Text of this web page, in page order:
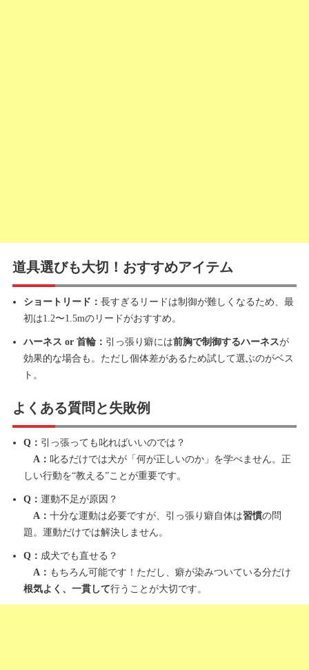
道具選びも大切！おすすめアイテム
ショートリード： 長すぎるリードは制御が難しくなるため、最
初は1.2〜1.5mのリードがおすすめ。
ハーネス or 首輪： 引っ張り癖には前胸で制御するハーネスが
効果的な場合も。ただし個体差があるため試して選ぶのがベス
ト。
よくある質問と失敗例
Q： 引っ張っても叱ればいいのでは？
A： 叱るだけでは犬が「何が正しいのか」を学べません。正
しい行動を“教える”ことが重要です。
Q： 運動不足が原因？
A： 十分な運動は必要ですが、引っ張り癖自体は習慣の問
題。運動だけでは解決しません。
Q： 成犬でも直せる？
A： もちろん可能です！ただし、癖が染みついている分だけ
根気よく、一貫して行うことが大切です。